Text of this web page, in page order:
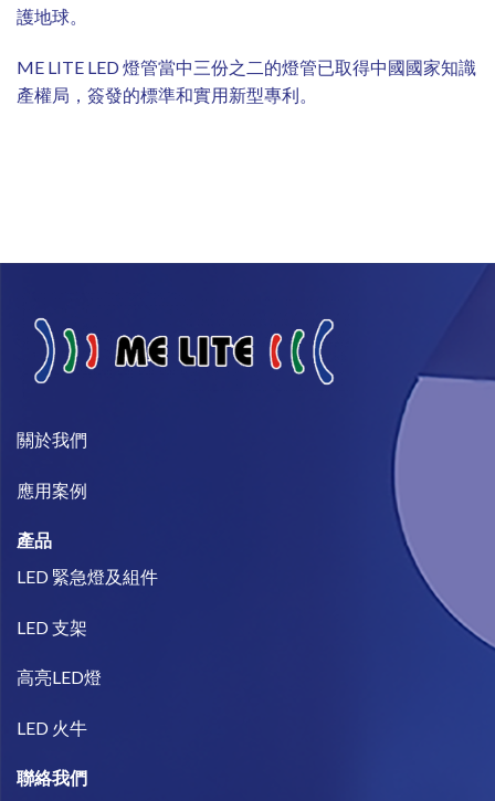
護地球。
ME LITE LED 燈管當中三份之二的燈管已取得中國國家知識
產權局，簽發的標準和實用新型專利。
關於我們​
​應用案例
產品
LED 緊急燈及組件
LED 支架
高亮LED燈
LED 火牛
聯絡我們